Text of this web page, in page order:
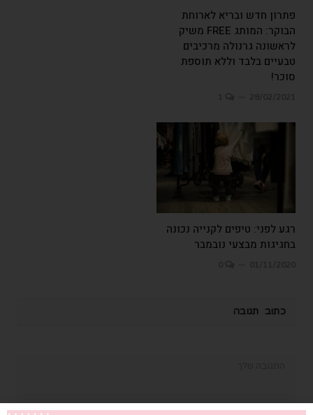
פתרון חדש ובריא לארוחת
הבוקר: המותג FREE משיק
לראשונה גרנולה מרכיבים
טבעיים בלבד וללא תוספת
סוכר!
רגע לפני: טיפים לקנייה נכונה
בחגיגות מבצעי נובמבר
כתוב תגובה